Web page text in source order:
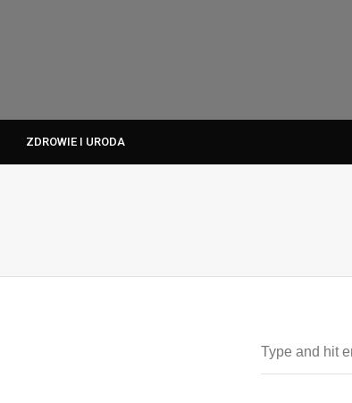
ZDROWIE I URODA